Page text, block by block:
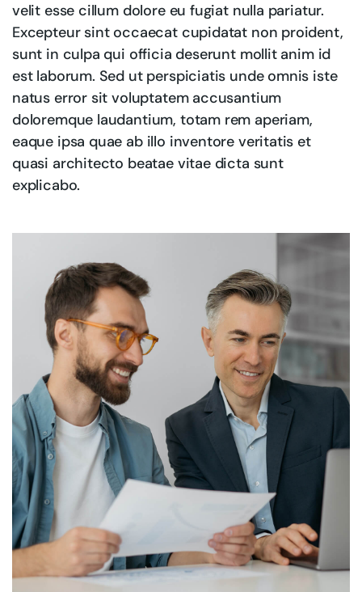
velit esse cillum dolore eu fugiat nulla pariatur.
Excepteur sint occaecat cupidatat non proident,
sunt in culpa qui officia deserunt mollit anim id
est laborum. Sed ut perspiciatis unde omnis iste
natus error sit voluptatem accusantium
doloremque laudantium, totam rem aperiam,
eaque ipsa quae ab illo inventore veritatis et
quasi architecto beatae vitae dicta sunt
explicabo.